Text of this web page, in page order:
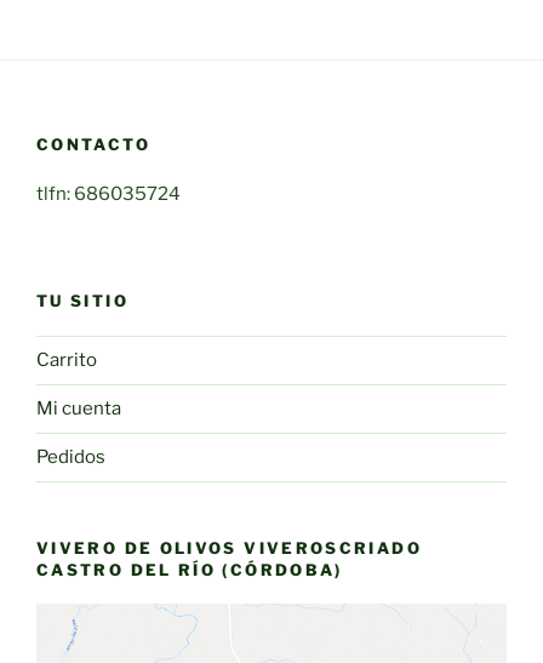
CONTACTO
tlfn: 686035724
TU SITIO
Carrito
Mi cuenta
Pedidos
VIVERO DE OLIVOS VIVEROSCRIADO
CASTRO DEL RÍO (CÓRDOBA)